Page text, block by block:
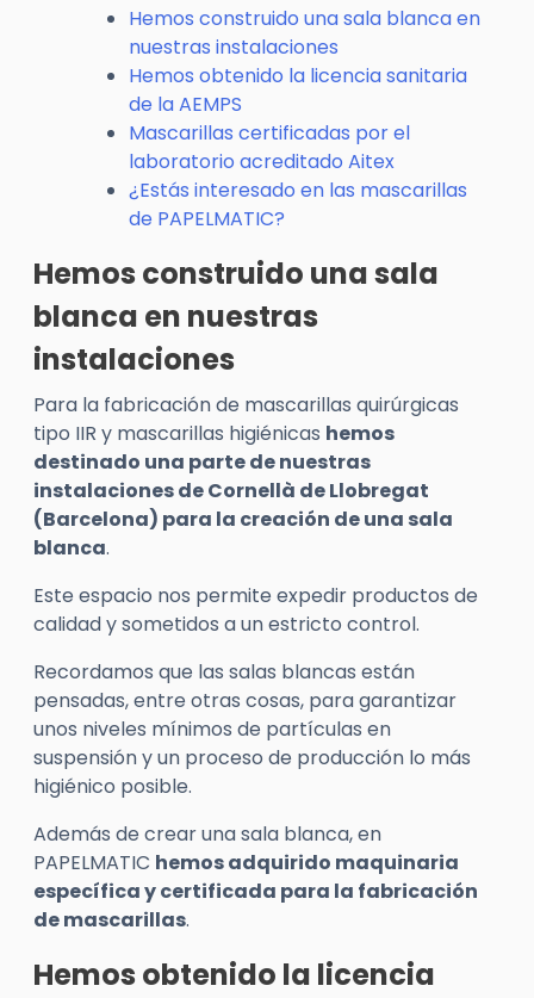
Hemos construido una sala blanca en
nuestras instalaciones
Hemos obtenido la licencia sanitaria
de la AEMPS
Mascarillas certificadas por el
laboratorio acreditado Aitex
¿Estás interesado en las mascarillas
de PAPELMATIC?
Hemos construido una sala
blanca en nuestras
instalaciones
Para la fabricación de mascarillas quirúrgicas
tipo IIR y mascarillas higiénicas hemos
destinado una parte de nuestras
instalaciones de Cornellà de Llobregat
(Barcelona) para la creación de una sala
blanca.
Este espacio nos permite expedir productos de
calidad y sometidos a un estricto control.
Recordamos que las salas blancas están
pensadas, entre otras cosas, para garantizar
unos niveles mínimos de partículas en
suspensión y un proceso de producción lo más
higiénico posible.
Además de crear una sala blanca, en
PAPELMATIC hemos adquirido maquinaria
específica y certificada para la fabricación
de mascarillas.
Hemos obtenido la licencia